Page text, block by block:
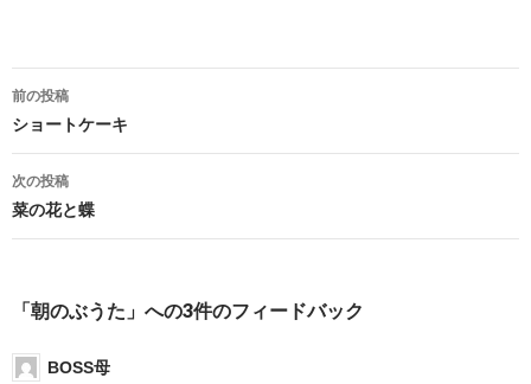
投
稿
ナ
ゲ
前の投稿
ショートケーキ
次の投稿
菜の花と蝶
「朝のぶうた」への3件のフィードバック
BOSS母